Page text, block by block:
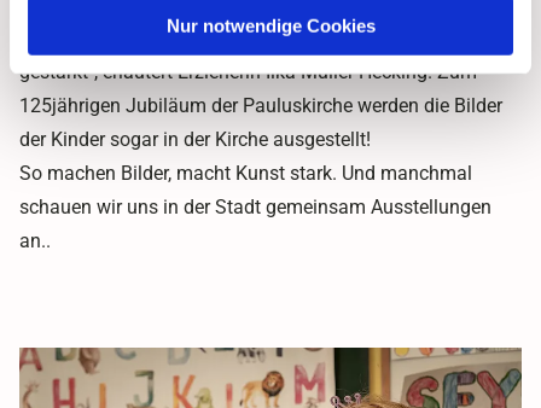
Nur notwendige Cookies
"Durch die Erfahrung der Selbstwirksamkeit wird das
Sebstbewusstsein und der Mut zum individuellen Ausdruck
gestärkt", erläutert Erzieherin Ilka Müller-Hecking. Zum
125jährigen Jubiläum der Pauluskirche werden die Bilder
der Kinder sogar in der Kirche ausgestellt!
So machen Bilder, macht Kunst stark. Und manchmal
schauen wir uns in der Stadt gemeinsam Ausstellungen
an..